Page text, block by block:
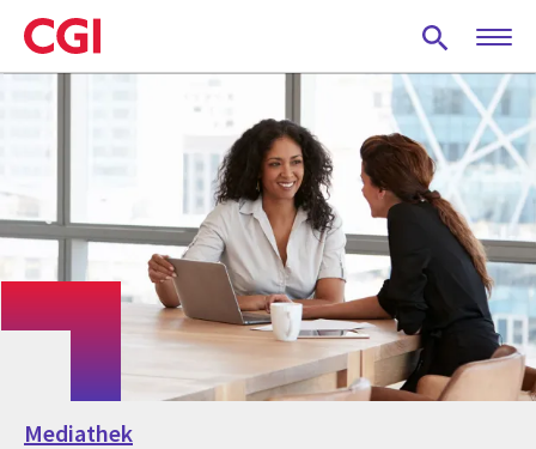
Skip
to
main
Mediathek